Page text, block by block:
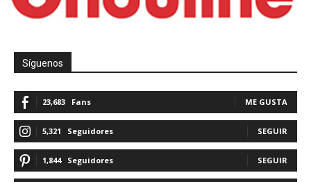
Síguenos
23,683 Fans ME GUSTA
5,321 Seguidores SEGUIR
1,844 Seguidores SEGUIR